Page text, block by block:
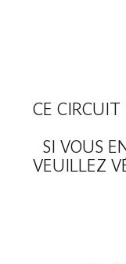
CE CIRCUIT
SI VOUS
VEUILLEZ